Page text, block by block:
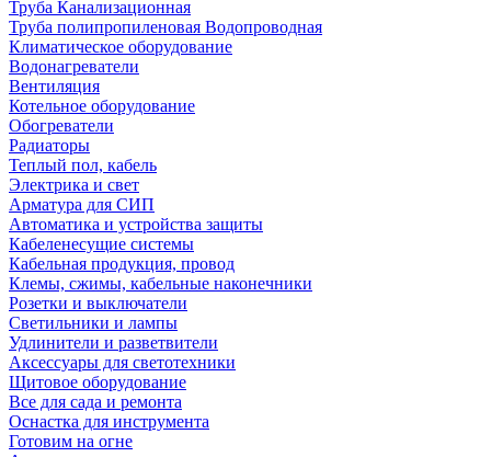
Труба Канализационная
Труба полипропиленовая Водопроводная
Климатическое оборудование
Водонагреватели
Вентиляция
Котельное оборудование
Обогреватели
Радиаторы
Теплый пол, кабель
Электрика и свет
Арматура для СИП
Автоматика и устройства защиты
Кабеленесущие системы
Кабельная продукция, провод
Клемы, сжимы, кабельные наконечники
Розетки и выключатели
Светильники и лампы
Удлинители и разветвители
Аксессуары для светотехники
Щитовое оборудование
Все для сада и ремонта
Оснастка для инструмента
Готовим на огне